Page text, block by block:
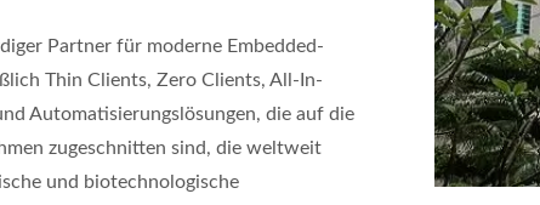
Partner für moderne Embedded-
Thin Clients, Zero Clients, All-In-
Automatisierungslösungen, die auf die
zugeschnitten sind, die weltweit
und biotechnologische